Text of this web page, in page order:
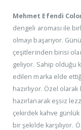
Mehmet Efendi
dengeli aroması ile
olmayı başarıyor.
çeşitlerinden birisi
geliyor. Sahip olduğu
edilen marka elde
hazırlıyor. Özel
hazırlanarak eşsiz
çekirdek kahve günlük
bir şekilde karşılıyor.